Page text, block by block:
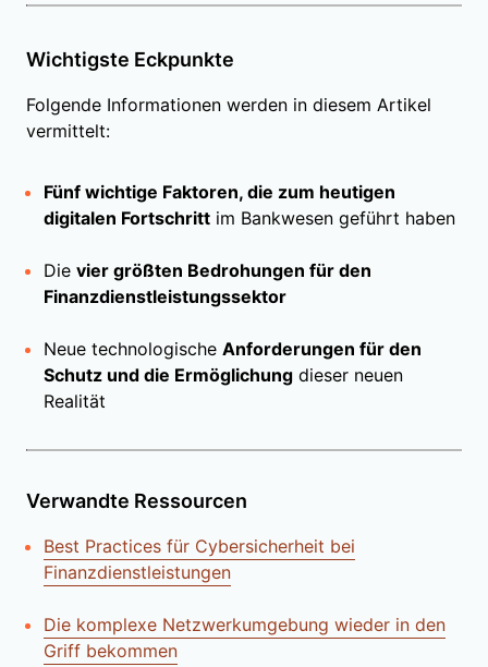
Wichtigste Eckpunkte
Folgende Informationen werden in diesem Artikel
vermittelt:
Fünf wichtige Faktoren, die zum heutigen
digitalen Fortschritt im Bankwesen geführt haben
Die vier größten Bedrohungen für den
Finanzdienstleistungssektor
Neue technologische Anforderungen für den
Schutz und die Ermöglichung dieser neuen
Realität
Verwandte Ressourcen
Best Practices für Cybersicherheit bei
Finanzdienstleistungen
Die komplexe Netzwerkumgebung wieder in den
Griff bekommen